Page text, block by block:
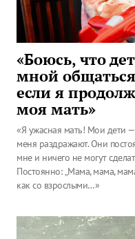
«Боюсь, что
мной
если я
моя мать»
«Я ужасная мать! Мои дети
меня раздражают. Они
мне и ничего не могут
Постоянно: „Мама, мама,
как со взрослыми…»